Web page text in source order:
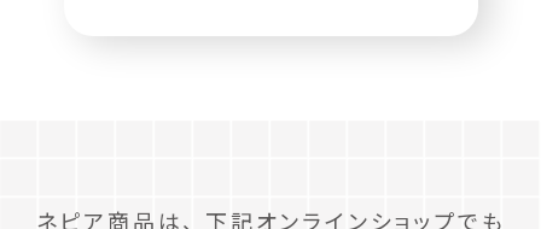
ネピア商品は、 下記オンラインショップでも